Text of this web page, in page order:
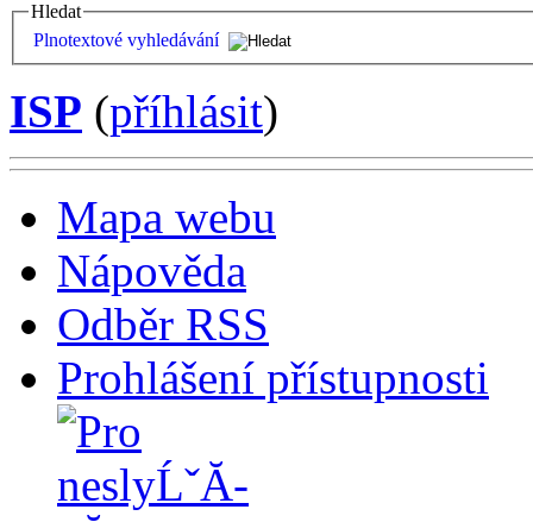
Hledat
Plnotextové vyhledávání
ISP (příhlásit)
Mapa webu
Nápověda
Odběr RSS
Prohlášení přístupnosti